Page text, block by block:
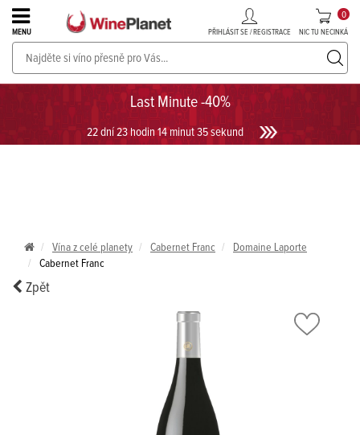
Last Minute -40%
22 dní 23 hodin 14 minut 34 sekund
MENU PŘIHLÁSIT SE / REGISTRACE NIC TU NECINKÁ
0
PROSECCO v akci až do -30%!UKÁZAT PROSECCO
Vína z celé planety Cabernet Franc
Domaine Laporte
Cabernet Franc
Zpět